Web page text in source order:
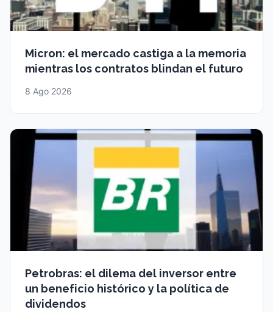
Micron: el mercado castiga a la memoria
mientras los contratos blindan el futuro
8 Ago 2026
Petrobras: el dilema del inversor entre
un beneficio histórico y la política de
dividendos